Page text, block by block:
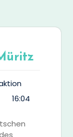
16:04